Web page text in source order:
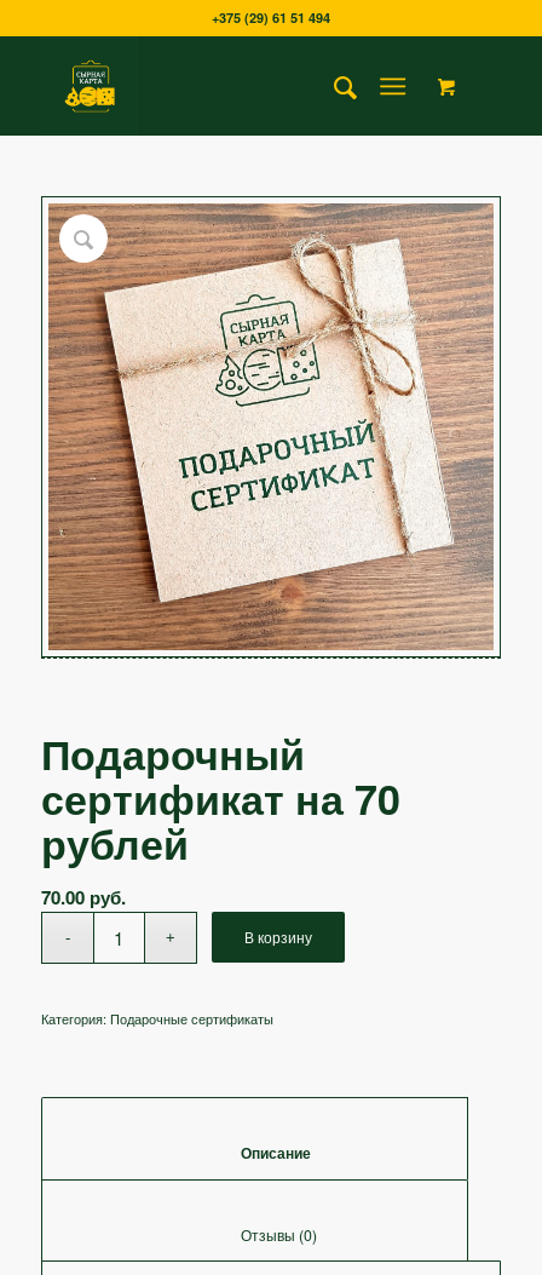
+375 (29) 61 51 494
Подарочный
сертификат на 70
рублей
70.00 руб.
В корзину
Категория: Подарочные сертификаты
						Описание
						Отзывы (0)